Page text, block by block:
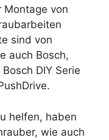
Montage von
sind von
auch Bosch,
DIY Serie
helfen, haben
wie auch